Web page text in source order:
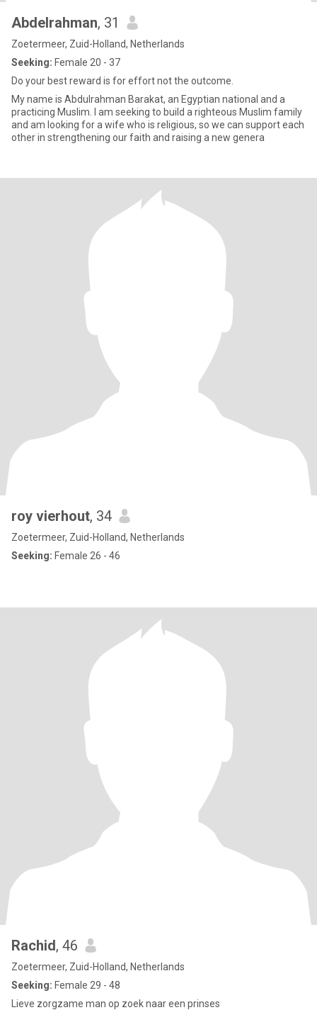
Abdelrahman, 31
Zoetermeer, Zuid-Holland, Netherlands
Seeking: Female 20 - 37
Do your best reward is for effort not the outcome.
My name is Abdulrahman Barakat, an Egyptian national and a
practicing Muslim. I am seeking to build a righteous Muslim family
and am looking for a wife who is religious, so we can support each
other in strengthening our faith and raising a new genera
roy vierhout, 34
Zoetermeer, Zuid-Holland, Netherlands
Seeking: Female 26 - 46
Rachid, 46
Zoetermeer, Zuid-Holland, Netherlands
Seeking: Female 29 - 48
Lieve zorgzame man op zoek naar een prinses